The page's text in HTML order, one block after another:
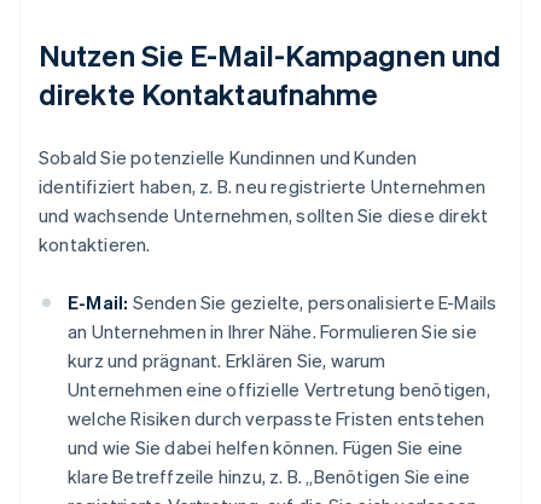
Nutzen Sie E-Mail-Kampagnen und
direkte Kontaktaufnahme
Sobald Sie potenzielle Kundinnen und Kunden
identifiziert haben, z. B. neu registrierte Unternehmen
und wachsende Unternehmen, sollten Sie diese direkt
kontaktieren.
E-Mail: Senden Sie gezielte, personalisierte E-Mails
an Unternehmen in Ihrer Nähe. Formulieren Sie sie
kurz und prägnant. Erklären Sie, warum
Unternehmen eine offizielle Vertretung benötigen,
welche Risiken durch verpasste Fristen entstehen
und wie Sie dabei helfen können. Fügen Sie eine
klare Betreffzeile hinzu, z. B. „Benötigen Sie eine